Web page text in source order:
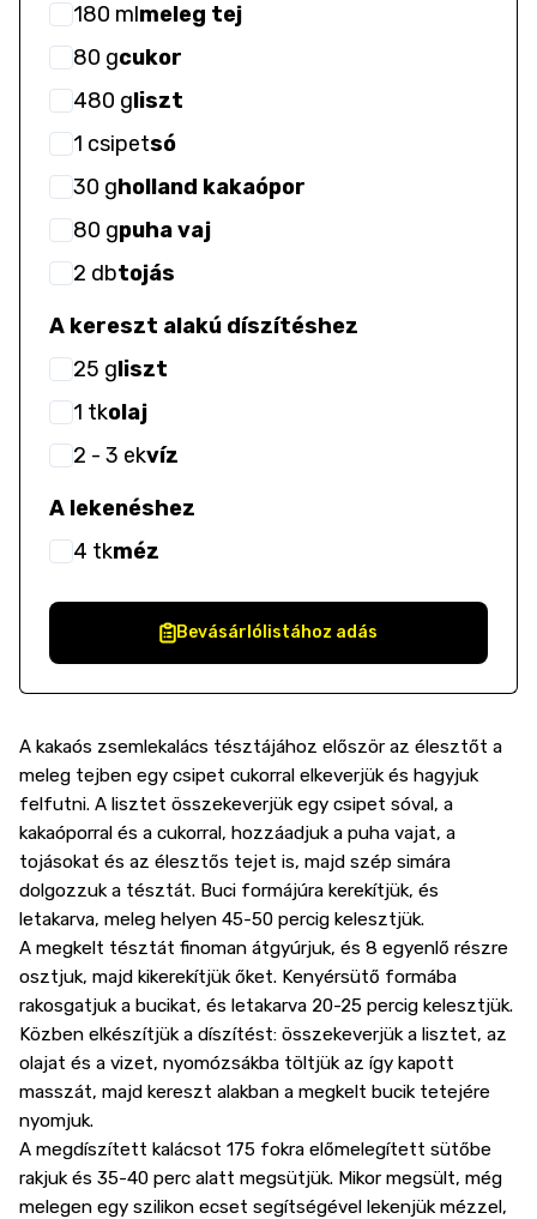
180 mlmeleg tej
80 gcukor
480 gliszt
1 csipetsó
30 gholland kakaópor
80 gpuha vaj
2 dbtojás
A kereszt alakú díszítéshez
25 gliszt
1 tkolaj
2 - 3 ekvíz
A lekenéshez
4 tkméz
Bevásárlólistához adás
A kakaós zsemlekalács tésztájához először az élesztőt a
meleg tejben egy csipet cukorral elkeverjük és hagyjuk
felfutni. A lisztet összekeverjük egy csipet sóval, a
kakaóporral és a cukorral, hozzáadjuk a puha vajat, a
tojásokat és az élesztős tejet is, majd szép simára
dolgozzuk a tésztát. Buci formájúra kerekítjük, és
letakarva, meleg helyen 45-50 percig kelesztjük.
A megkelt tésztát finoman átgyúrjuk, és 8 egyenlő részre
osztjuk, majd kikerekítjük őket. Kenyérsütő formába
rakosgatjuk a bucikat, és letakarva 20-25 percig kelesztjük.
Közben elkészítjük a díszítést: összekeverjük a lisztet, az
olajat és a vizet, nyomózsákba töltjük az így kapott
masszát, majd kereszt alakban a megkelt bucik tetejére
nyomjuk.
A megdíszített kalácsot 175 fokra előmelegített sütőbe
rakjuk és 35-40 perc alatt megsütjük. Mikor megsült, még
melegen egy szilikon ecset segítségével lekenjük mézzel,